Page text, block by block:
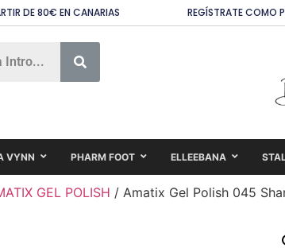
DE 80€ EN CANARIAS REGÍSTRATE COMO
VYNN PHARM FOOT ELLEEBANA
GEL POLISH / Amatix Gel Polish 045